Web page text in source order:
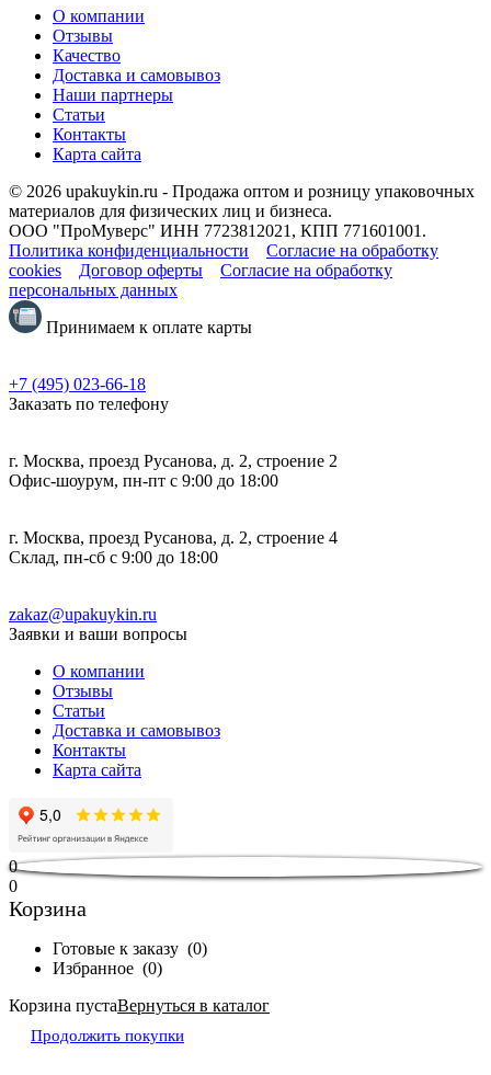
О компании
Отзывы
Качество
Доставка и самовывоз
Наши партнеры
Статьи
Контакты
Карта сайта
© 2026 upakuykin.ru - Продажа оптом и розницу упаковочных
материалов для физических лиц и бизнеса.
ООО "ПроМуверс" ИНН 7723812021, КПП 771601001.
Политика конфиденциальности
Согласие на обработку
cookies
Договор оферты
Согласие на обработку
персональных данных
Принимаем к оплате карты
+7 (495) 023-66-18
Заказать по телефону
г. Москва, проезд Русанова, д. 2, строение 2
Офис-шоурум, пн-пт с 9:00 до 18:00
г. Москва, проезд Русанова, д. 2, строение 4
Склад, пн-сб с 9:00 до 18:00
zakaz@upakuykin.ru
Заявки и ваши вопросы
О компании
Отзывы
Статьи
Доставка и самовывоз
Контакты
Карта сайта
0
0
Корзина
Готовые к заказу (0)
Избранное (0)
Корзина пустаВернуться в каталог
Продолжить покупки